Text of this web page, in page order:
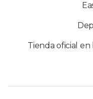
Tienda oficial